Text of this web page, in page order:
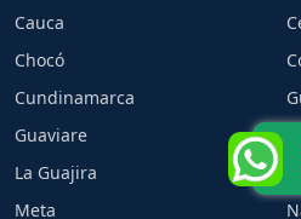
Cauca
Chocó
Cundinamarca
Guaviare
La Guajira
Meta